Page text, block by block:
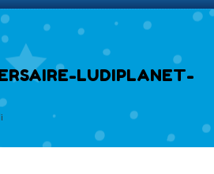
LUDIPLANET-